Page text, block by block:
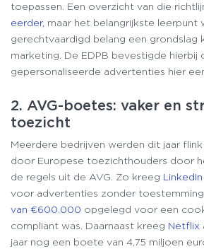
toepassen. Een overzicht van die
eerder, maar het belangrijkste leerpunt
gerechtvaardigd belang een grondslag
marketing. De EDPB bevestigde hierbij
gepersonaliseerde advertenties hier
2. AVG-boetes: vaker en
toezicht
Meerdere bedrijven werden dit jaar
door Europese toezichthouders door
de regels uit de AVG. Zo kreeg LinkedIn
voor advertenties zonder
van €600.000 opgelegd voor een
compliant was. Daarnaast kreeg Netflix
jaar nog een boete van 4,75 miljoen